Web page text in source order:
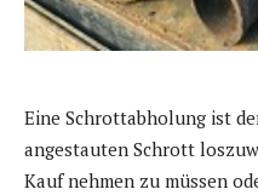
Eine Schrottabholung ist
angestauten Schrott
Kauf nehmen zu müssen